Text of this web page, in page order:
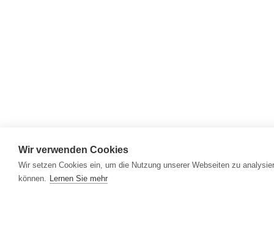
Wir verwenden Cookies
Wir setzen Cookies ein, um die Nutzung unserer Webseiten zu
können. Lernen Sie mehr